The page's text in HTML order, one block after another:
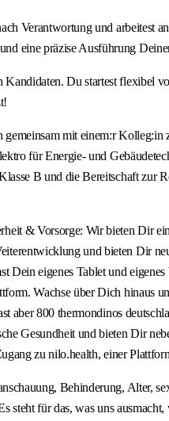
Verantwortung und arbeitest
eine präzise Ausführung
Du startest flexibel
mit einem:r Kolleg:in
für Energie- und
B und die Bereitschaft zur
& Vorsorge: Wir bieten Dir
und bieten Dir
Dein eigenes Tablet und
Wachse über Dich hinaus
aber 800 thermondinos
Gesundheit und bieten Dir
zu nilo.health, einer
Behinderung, Alter,
steht für das, was uns